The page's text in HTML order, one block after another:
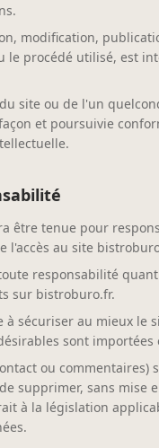
modification,
le procédé utilisé, est
site ou de l'un
et poursuivie
être tenue pour
l'accès au site
toute responsabilité
sur bistroburo.fr.
à sécuriser au mieux
sont
ou
supprimer, sans
à la législation